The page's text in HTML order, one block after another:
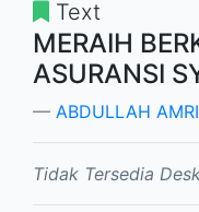
Text
MERAIH
ASURANSI
ABDULLAH
Tidak Tersedia